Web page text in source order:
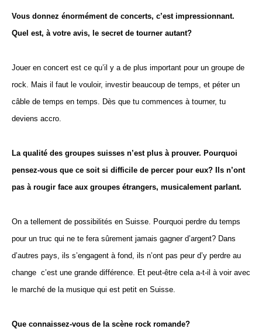
Vous donnez énormément de concerts, c’est impressionnant.
Quel est, à votre avis, le secret de tourner autant?
Jouer en concert est ce qu’il y a de plus important pour un groupe de
rock. Mais il faut le vouloir, investir beaucoup de temps, et péter un
câble de temps en temps. Dès que tu commences à tourner, tu
deviens accro.
La qualité des groupes suisses n’est plus à prouver. Pourquoi
pensez-vous que ce soit si difficile de percer pour eux? Ils n’ont
pas à rougir face aux groupes étrangers, musicalement parlant.
On a tellement de possibilités en Suisse. Pourquoi perdre du temps
pour un truc qui ne te fera sûrement jamais gagner d’argent? Dans
d’autres pays, ils s’engagent à fond, ils n’ont pas peur d’y perdre au
change  c’est une grande différence. Et peut-être cela a-t-il à voir avec
le marché de la musique qui est petit en Suisse.
Que connaissez-vous de la scène rock romande?